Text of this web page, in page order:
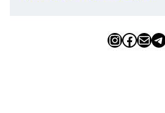
InstagramFacebook Email Telegram